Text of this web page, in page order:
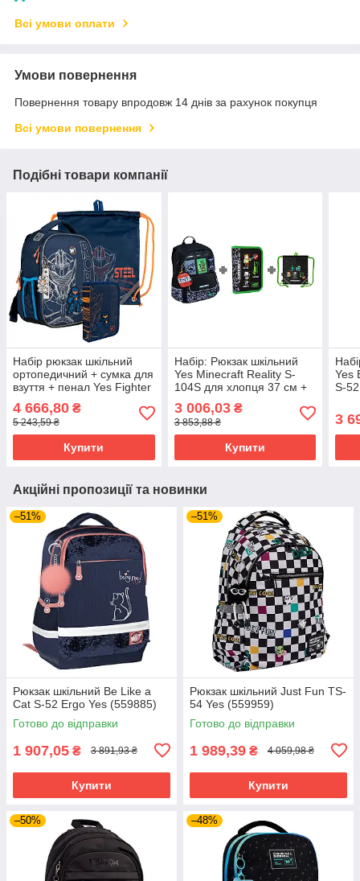
Всі умови оплати
Умови повернення
Повернення товару впродовж 14 днів за рахунок покупця
Всі умови повернення
Подібні товари компанії
Набір рюкзак шкільний
ортопедичний + сумка для
взуття + пенал Yes Fighter
4 666,80 ₴
5 243,59 ₴
Купити
Набір: Рюкзак шкільний
Yes Minecraft Reality S-
104S для хлопця 37 см +
YES Minecraft Reality
(550261ПС)
3 006,03₴
3 853,88 ₴
Купити
Yes
S-
3
Акційні пропозиції та новинки
–51%
Рюкзак шкільний Be Like a
Cat S-52 Ergo Yes (559885)
Готово до відправки
1 907,05 ₴ 3 891,93 ₴
Купити
–51%
Рюкзак шкільний Just Fun TS-
54 Yes (559959)
Готово до відправки
1 989,39 ₴ 4 059,98 ₴
Купити
–50% –48%